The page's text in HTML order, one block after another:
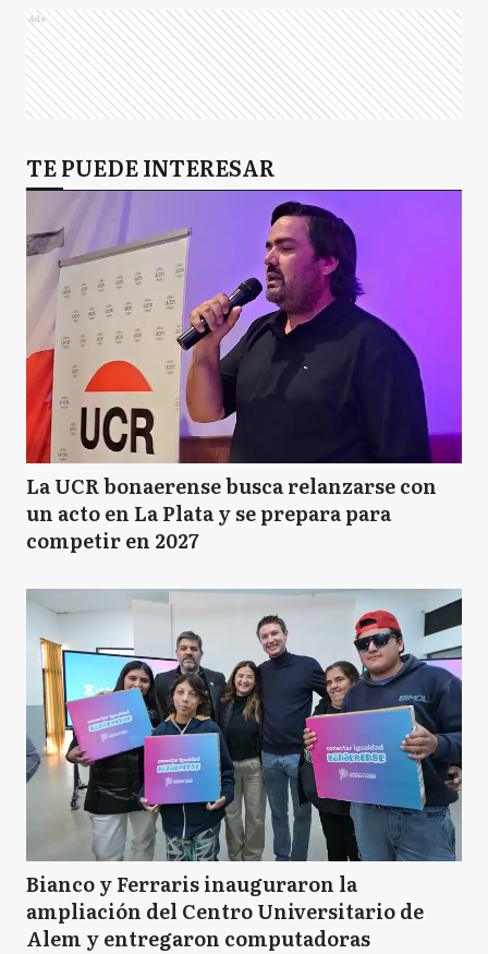
Ads
TE PUEDE INTERESAR
La UCR bonaerense busca relanzarse con
un acto en La Plata y se prepara para
competir en 2027
Bianco y Ferraris inauguraron la
ampliación del Centro Universitario de
Alem y entregaron computadoras